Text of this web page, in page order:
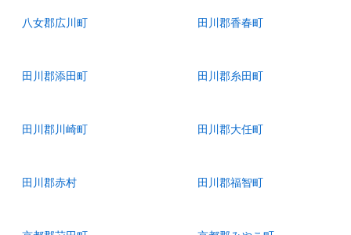
八女郡広川町 田川郡香春町
田川郡添田町 田川郡糸田町
田川郡川崎町 田川郡大任町
田川郡赤村 田川郡福智町